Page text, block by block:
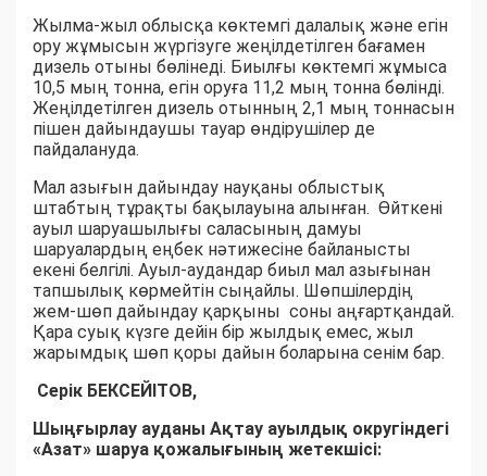
Жылма-жыл облысқа көктемгі далалық және егін
ору жұмысын жүргізуге жеңілдетілген бағамен
дизель отыны бөлінеді. Биылғы көктемгі жұмыса
10,5 мың тонна, егін оруға 11,2 мың тонна бөлінді.
Жеңілдетілген дизель отынның 2,1 мың тоннасын
пішен дайындаушы тауар өндірушілер де
пайдалануда.
Мал азығын дайындау науқаны облыстық
штабтың тұрақты бақылауына алынған. Өйткені
ауыл шаруашылығы саласының дамуы
шаруалардың еңбек нәтижесіне байланысты
екені белгілі. Ауыл-аудандар биыл мал азығынан
тапшылық көрмейтін сыңайлы. Шөпшілердің
жем-шөп дайындау қарқыны соны аңғартқандай.
Қара суық күзге дейін бір жылдық емес, жыл
жарымдық шөп қоры дайын боларына сенім бар.
Серік БЕКСЕЙІТОВ,
Шыңғырлау ауданы Ақтау ауылдық округіндегі
«Азат» шаруа қожалығының жетекшісі: